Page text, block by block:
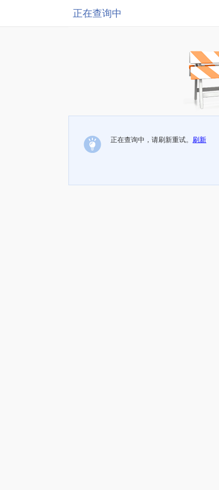
正在查询中
正在查询中，请刷新重试。 刷新